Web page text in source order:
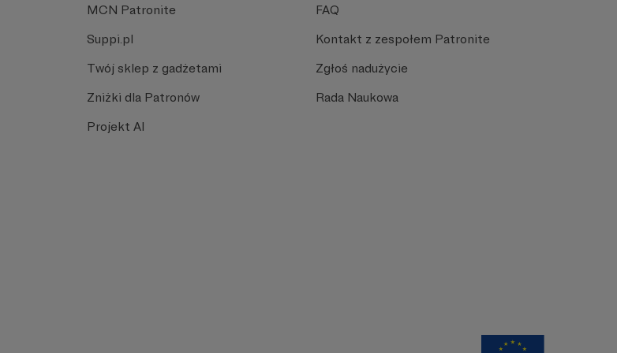
MCN Patronite
Suppi.pl
Twój sklep z gadżetami
Zniżki dla Patronów
Projekt AI
FAQ
Kontakt z zespołem Patronite
Zgłoś nadużycie
Rada Naukowa